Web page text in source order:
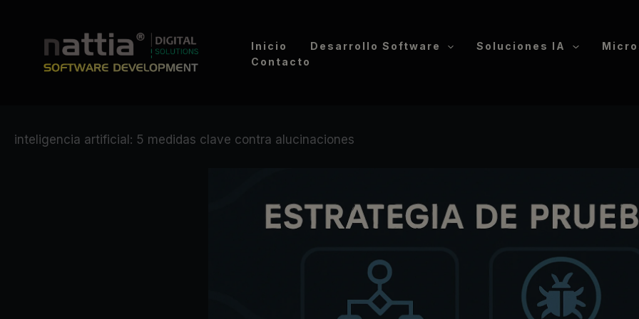
Inicio Desarrollo Software Soluciones IA
Contacto
inteligencia artificial: 5 medidas clave contra alucinaciones